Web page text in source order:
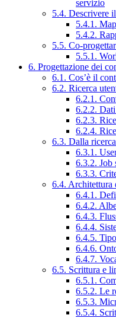
servizio
5.4. Descrivere
5.4.1.
5.4.2.
5.5. Co-
5.5.1.
6. Progettazione dei
6.1. Cos’è il
6.2. Ricerca
6.2.1.
6.2.2.
6.2.3.
6.2.4.
6.3. Dalla
6.3.1.
6.3.2. Job
6.3.3.
6.4. Architettura
6.4.1.
6.4.2.
6.4.3.
6.4.4.
6.4.5.
6.4.6.
6.4.7.
6.5. Scrittura e
6.5.1.
6.5.2. Le
6.5.3.
6.5.4.